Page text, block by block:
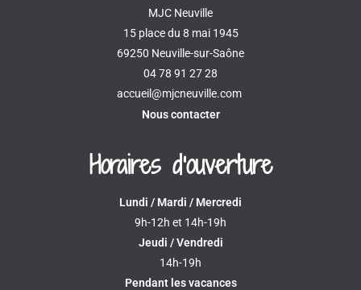
MJC Neuville
15 place du 8 mai 1945
69250 Neuville-sur-Saône
04 78 91 27 28
accueil@mjcneuville.com
Nous contacter
Horaires d'ouverture
Lundi / Mardi / Mercredi
9h-12h et 14h-19h
Jeudi / Vendredi
14h-19h
Pendant les vacances